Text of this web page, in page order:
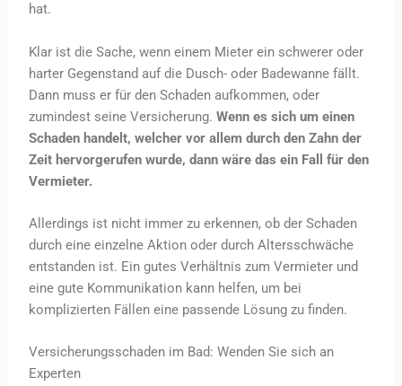
hat.
Klar ist die Sache, wenn einem Mieter ein schwerer oder
harter Gegenstand auf die Dusch- oder Badewanne fällt.
Dann muss er für den Schaden aufkommen, oder
zumindest seine Versicherung.Wenn es sich um einen
Schaden handelt, welcher vor allem durch den Zahn der
Zeit hervorgerufen wurde, dann wäre das ein Fall für den
Vermieter.
Allerdings ist nicht immer zu erkennen, ob der Schaden
durch eine einzelne Aktion oder durch Altersschwäche
entstanden ist. Ein gutes Verhältnis zum Vermieter und
eine gute Kommunikation kann helfen, um bei
komplizierten Fällen eine passende Lösung zu finden.
Versicherungsschaden im Bad: Wenden Sie sich an
Experten